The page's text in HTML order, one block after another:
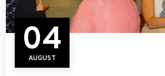
04
AUGUST